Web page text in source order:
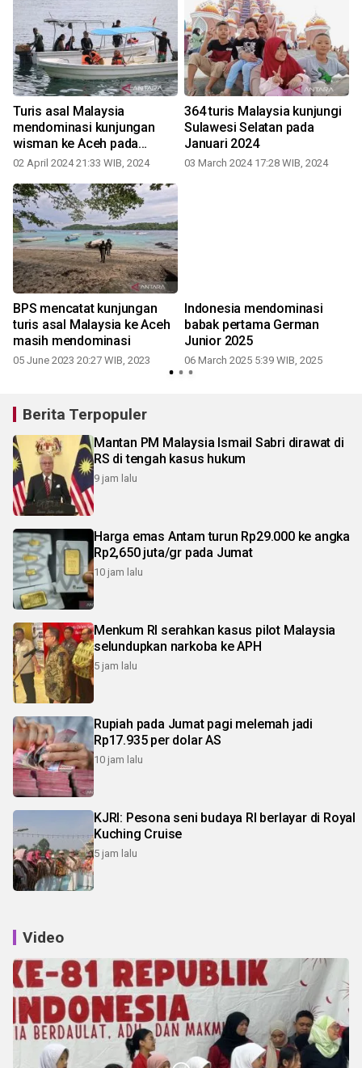
Turis asal Malaysia
mendominasi kunjungan
wisman ke Aceh pada
Februari
02 April 2024 21:33 WIB, 2024
364 turis Malaysia kunjungi
Sulawesi Selatan pada
Januari 2024
03 March 2024 17:28 WIB, 2024
BPS mencatat kunjungan
turis asal Malaysia ke Aceh
masih mendominasi
05 June 2023 20:27 WIB, 2023
Indonesia mendominasi
babak pertama German
Junior 2025
06 March 2025 5:39 WIB, 2025
Berita Terpopuler
Mantan PM Malaysia Ismail Sabri dirawat di
RS di tengah kasus hukum
9 jam lalu
Harga emas Antam turun Rp29.000 ke angka
Rp2,650 juta/gr pada Jumat
10 jam lalu
Menkum RI serahkan kasus pilot Malaysia
selundupkan narkoba ke APH
5 jam lalu
Rupiah pada Jumat pagi melemah jadi
Rp17.935 per dolar AS
10 jam lalu
KJRI: Pesona seni budaya RI berlayar di Royal
Kuching Cruise
5 jam lalu
Video